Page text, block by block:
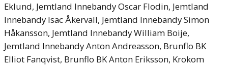
Eklund, Jemtland InnebandyOscar Flodin, Jemtland
Innebandy Isac Åkervall, Jemtland InnebandySimon
Håkansson, Jemtland InnebandyWilliam Boije,
Jemtland InnebandyAnton Andreasson, Brunflo BK
Elliot Fanqvist, Brunflo BKAnton Eriksson, Krokom